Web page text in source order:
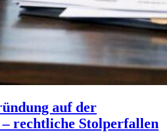
auf der
rechtliche Stolperfallen